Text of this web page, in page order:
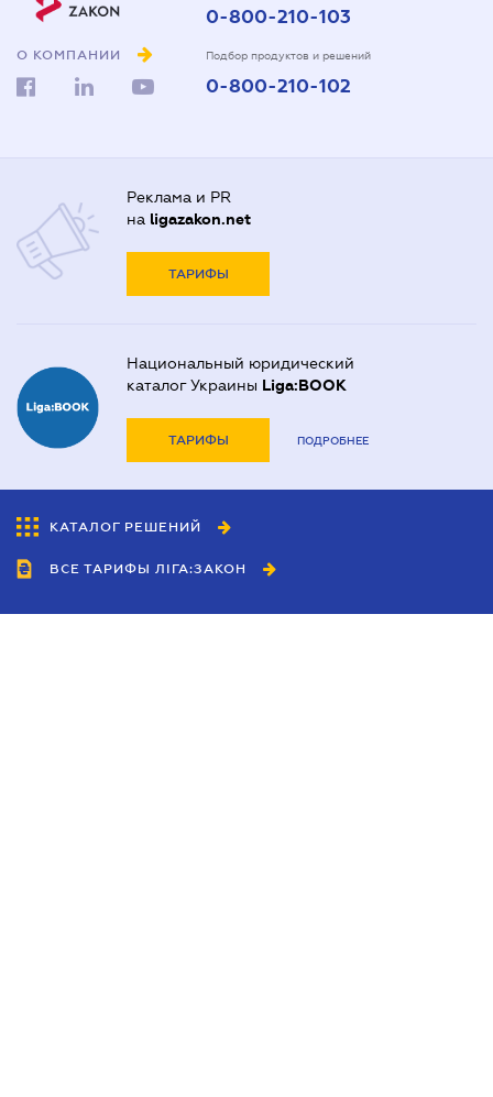
О КОМПАНИИ
0-800-210-103
Подбор продуктов и решений
0-800-210-102
Реклама и PR
на ligazakon.net
ТАРИФЫ
Национальный юридический
каталог Украины Liga:BOOK
ТАРИФЫ ПОДРОБНЕЕ
КАТАЛОГ РЕШЕНИЙ
ВСЕ ТАРИФЫ ЛІГА:ЗАКОН